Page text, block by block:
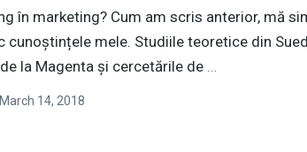
în marketing? Cum am scris anterior, mă
cunoștințele mele. Studiile teoretice din
la Magenta și cercetările de …
March 14, 2018